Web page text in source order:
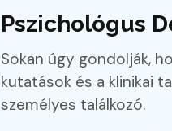
Pszichológus
Sokan úgy gondolják,
kutatások és a klinikai
személyes találkozó.